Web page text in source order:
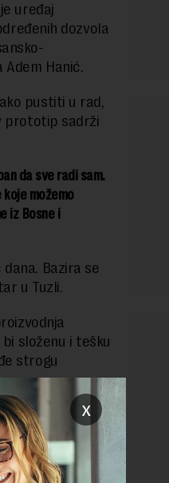
uređaj
dozvola
Hanić.
pustiti u rad,
prototip sadrži
da sve radi sam.
možemo
iz Bosne i
Bazira se
u Tuzli.
složenu i tešku
strogu
uz postavljanje linka
x